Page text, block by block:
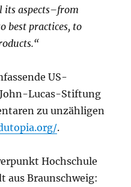
its aspects–from
best practices, to
US-
Lucas-Stiftung
zu unzähligen
.
Hochschule
aus Braunschweig: